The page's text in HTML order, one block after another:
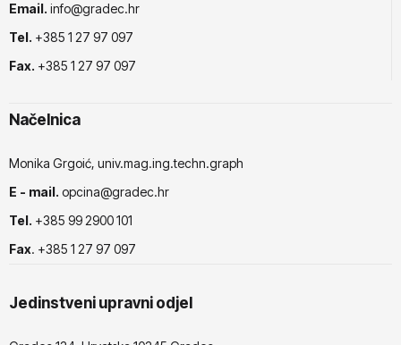
Email. info@gradec.hr
Tel. +385 1 27 97 097
Fax. +385 1 27 97 097
Načelnica
Monika Grgoić, univ.mag.ing.techn.graph
E - mail. opcina@gradec.hr
Tel. +385 99 2900 101
Fax. +385 1 27 97 097
Jedinstveni upravni odjel